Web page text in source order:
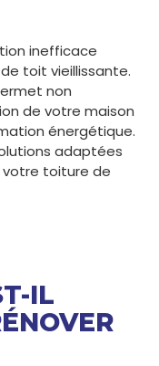
inefficace
toit vieillissante.
non
de votre maison
énergétique.
adaptées
votre toiture de
IL